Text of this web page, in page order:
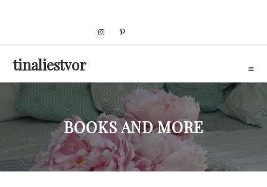
tinaliestvor
BOOKS AND MORE